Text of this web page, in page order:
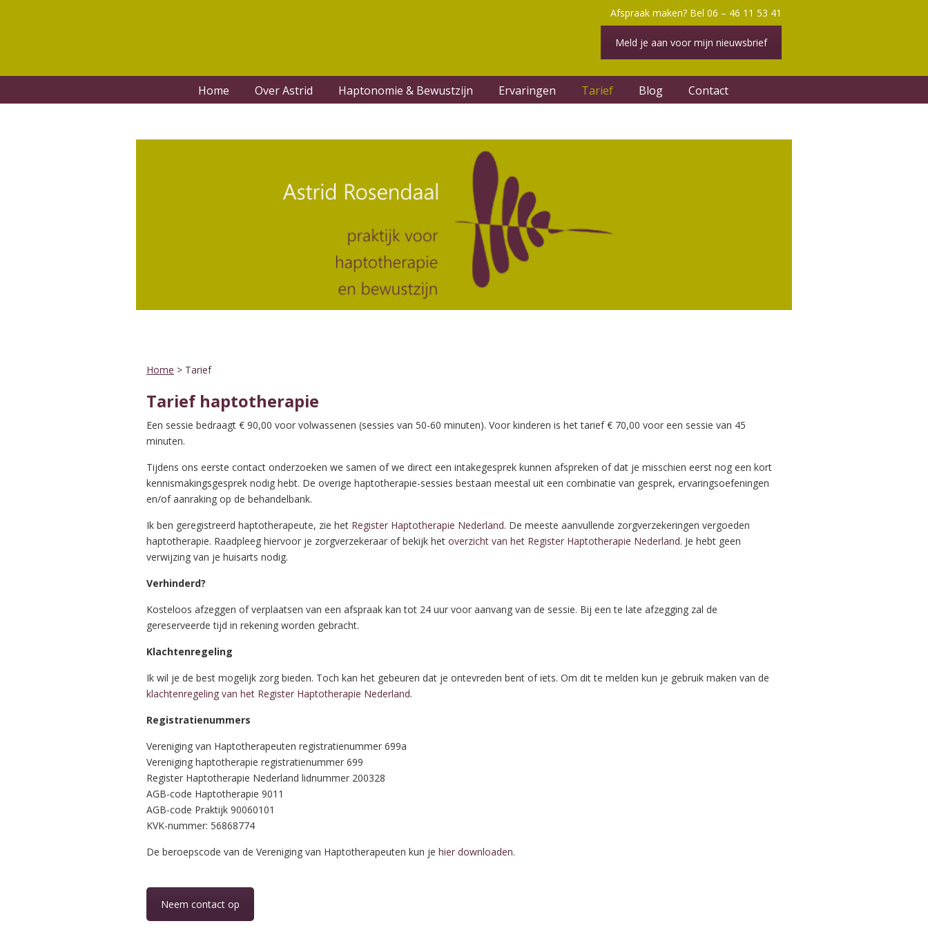
Afspraak maken? Bel 06 – 46 11 53 41
Meld je aan voor mijn nieuwsbrief
Home Over Astrid Haptonomie & Bewustzijn Ervaringen Tarief Blog Contact
Home > Tarief
Tarief haptotherapie
Een sessie bedraagt € 90,00 voor volwassenen (sessies van 50-60 minuten). Voor kinderen is het tarief € 70,00 voor een sessie van 45
minuten.
Tijdens ons eerste contact onderzoeken we samen of we direct een intakegesprek kunnen afspreken of dat je misschien eerst nog een kort
kennismakingsgesprek nodig hebt. De overige haptotherapie-sessies bestaan meestal uit een combinatie van gesprek, ervaringsoefeningen
en/of aanraking op de behandelbank.
Ik ben geregistreerd haptotherapeute, zie het Register Haptotherapie Nederland. De meeste aanvullende zorgverzekeringen vergoeden
haptotherapie. Raadpleeg hiervoor je zorgverzekeraar of bekijk het overzicht van het Register Haptotherapie Nederland. Je hebt geen
verwijzing van je huisarts nodig.
Verhinderd?
Kosteloos afzeggen of verplaatsen van een afspraak kan tot 24 uur voor aanvang van de sessie. Bij een te late afzegging zal de
gereserveerde tijd in rekening worden gebracht.
Klachtenregeling
Ik wil je de best mogelijk zorg bieden. Toch kan het gebeuren dat je ontevreden bent of iets. Om dit te melden kun je gebruik maken van de
klachtenregeling van het Register Haptotherapie Nederland.
Registratienummers
Vereniging van Haptotherapeuten registratienummer 699a
Vereniging haptotherapie registratienummer 699
Register Haptotherapie Nederland lidnummer 200328
AGB-code Haptotherapie 9011
AGB-code Praktijk 90060101
KVK-nummer: 56868774
De beroepscode van de Vereniging van Haptotherapeuten kun je hier downloaden.
Neem contact op